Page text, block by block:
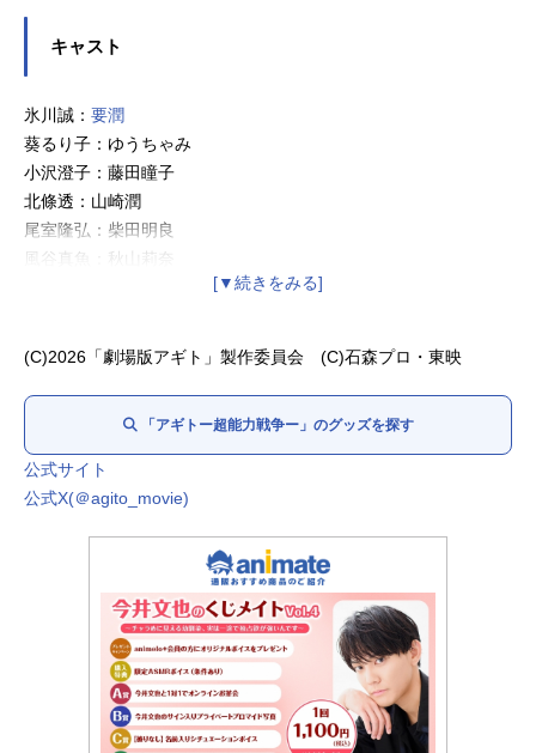
キャスト
氷川誠： 要潤
葵るり子：ゆうちゃみ
小沢澄子：藤田瞳子
北條透：山崎潤
尾室隆弘：柴田明良
風谷真魚：秋山莉奈
今井悠貴
鬼頭春馬：鈴之助
渋川：青島心
速見：金田哲（はんにゃ.）
美杉義彦：升毅
蕎麦屋の店主：くっきー！（野性爆弾）
(C)2026「劇場版アギト」製作委員会 (C)石森プロ・東映
「アギトー超能力戦争ー」のグッズを探す
公式サイト
公式X(＠agito_movie)